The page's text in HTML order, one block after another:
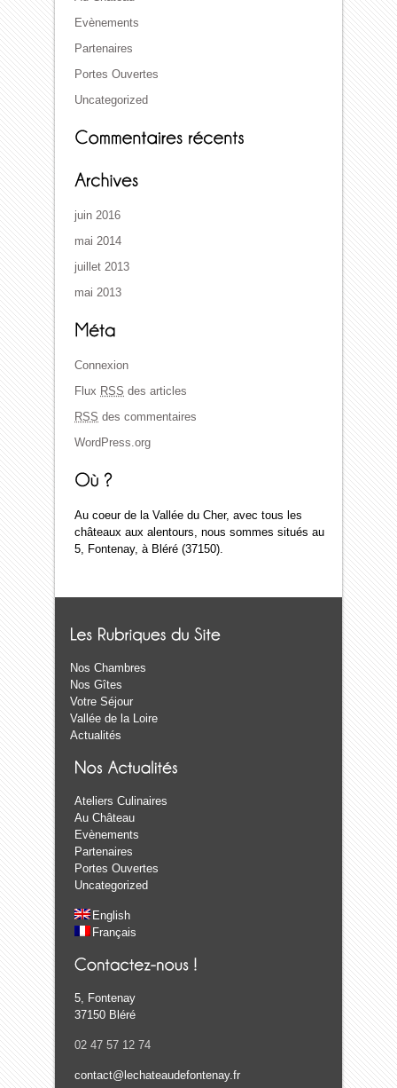
Evènements
Partenaires
Portes Ouvertes
Uncategorized
juin 2016
mai 2014
juillet 2013
mai 2013
Connexion
Flux RSS des articles
RSS des commentaires
WordPress.org
Au coeur de la Vallée du Cher, avec tous les
châteaux aux alentours, nous sommes situés au
5, Fontenay, à Bléré (37150).
Nos Chambres
Nos Gîtes
Votre Séjour
Vallée de la Loire
Actualités
Ateliers Culinaires
Au Château
Evènements
Partenaires
Portes Ouvertes
Uncategorized
English
Français
5, Fontenay
37150 Bléré
02 47 57 12 74
contact@lechateaudefontenay.fr